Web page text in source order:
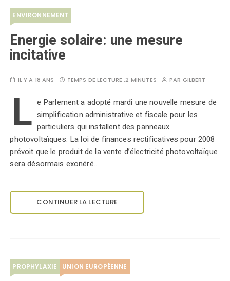
ENVIRONNEMENT
Energie solaire: une mesure
incitative
IL Y A 18 ANS TEMPS DE LECTURE :2 MINUTES PAR GILBERT
L e Parlement a adopté mardi une nouvelle mesure de
simplification administrative et fiscale pour les
particuliers qui installent des panneaux
photovoltaïques. La loi de finances rectificatives pour 2008
prévoit que le produit de la vente d’électricité photovoltaïque
sera désormais exonéré…
CONTINUER LA LECTURE
PROPHYLAXIE UNION EUROPÉENNE